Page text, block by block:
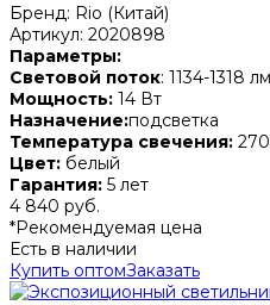
Бренд: Rio (Китай)
Артикул: 2020898
Параметры:
Световой поток: 1134-1318 лм
Мощность: 14 Вт
Назначение:подсветка
Температура свечения:
Цвет: белый
Гарантия: 5 лет
4 840 руб.
*Рекомендуемая цена
Есть в наличии
Купить оптомЗаказать